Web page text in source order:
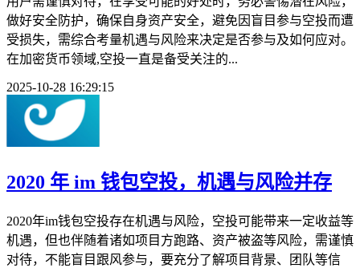
做好安全防护，确保自身资产安全，避免因盲目参与空投而遭
受损失，需综合考量机遇与风险来决定是否参与及如何应对。
在加密货币领域,空投一直是备受关注的...
2025-10-28 16:29:15
2020 年 im 钱包空投，机遇与风险并存
2020年im钱包空投存在机遇与风险，空投可能带来一定收益等
机遇，但也伴随着诸如项目方跑路、资产被盗等风险，需谨慎
对待，不能盲目跟风参与，要充分了解项目背景、团队等信